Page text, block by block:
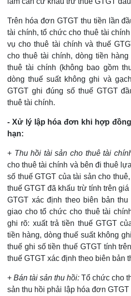
Trên hóa đơn GTGT thu tiền lần
tài chính, tổ chức cho thuê tài
vụ cho thuê tài chính và thuế
cho thuê tài chính, dòng tiền
thuê tài chính (không bao gồm
dòng thuế suất không ghi và
GTGT ghi đúng số thuế GTGT
thuê tài chính.
- Xử lý lập hóa đơn khi hợp
hạn:
+ Thu hồi tài sản cho thuê tài
cho thuê tài chính và bên đi thuê
số thuế GTGT của tài sản cho
thuế GTGT đã khấu trừ tính trên
GTGT xác định theo biên bản
giao cho tổ chức cho thuê tài
ghi rõ: xuất trả tiền thuế GTGT
tiền hàng, dòng thuế suất không
thuế ghi số tiền thuế GTGT tính
thuế GTGT xác định theo biên bản
+ Bán tài sản thu hồi: Tổ chức cho
sản thu hồi phải lập hóa đơn